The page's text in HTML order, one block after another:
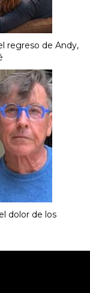
regreso de Andy,
dolor de los